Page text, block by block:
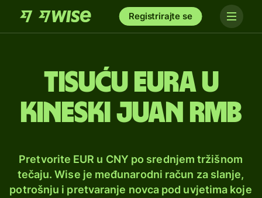
Registrirajte se
tisuću eura u
kineski juan rmb
Pretvorite EUR u CNY po srednjem tržišnom
tečaju. Wise je međunarodni račun za slanje,
potrošnju i pretvaranje novca pod uvjetima koje